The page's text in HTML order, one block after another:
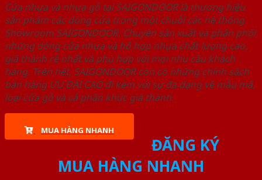
Cửa nhựa và nhựa gỗ tại SAIGONDOOR là thương hiệu
sản phẩm các dòng cửa trong một chuỗi các hệ thống
Showroom SAIGONDOOR. Chuyên sản xuất và phân phối
những dòng cửa nhựa và hỗ hợp nhựa chất lượng cao,
giá thành rẻ nhất và phù hợp với mọi nhu cầu khách
hàng. Trên hết, SAIGONDOOR còn có những chính sách
bán hàng ƯU ĐÃI CAO đi kèm với sự đa dạng về mẫu mã,
loại cửa gỗ và cả phân khúc giá thành.
MUA HÀNG NHANH
ĐĂNG KÝ
MUA HÀNG NHANH